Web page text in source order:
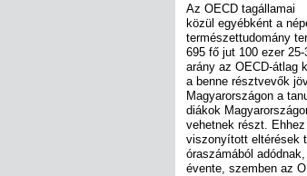
Az OECD tagállamai
közül egyébként a
természettudomány
695 fő jut 100 ezer
arány az OECD-átlag
a benne résztvevők
Magyarországon a
diákok
vehetnek részt.
viszonyított eltérések
óraszámából
évente, szemben az